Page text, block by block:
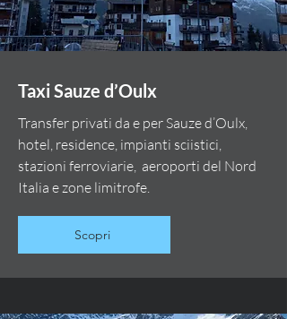
Taxi Sauze d’Oulx
Transfer privati da e per Sauze d’Oulx,
hotel, residence, impianti sciistici,
stazioni ferroviarie, aeroporti del Nord
Italia e zone limitrofe.
Scopri